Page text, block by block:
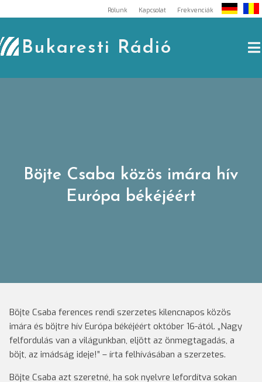
to
content
Rólunk Kapcsolat Frekvenciák
Bukaresti Rádió
Böjte Csaba közös imára hív
Európa békéjéért
Böjte Csaba ferences rendi szerzetes kilencnapos közös
imára és böjtre hív Európa békéjéért október 16-ától. „Nagy
felfordulás van a világunkban, eljött az önmegtagadás, a
böjt, az imádság ideje!” – írta felhívásában a szerzetes.
Böjte Csaba azt szeretné, ha sok nyelvre lefordítva sokan